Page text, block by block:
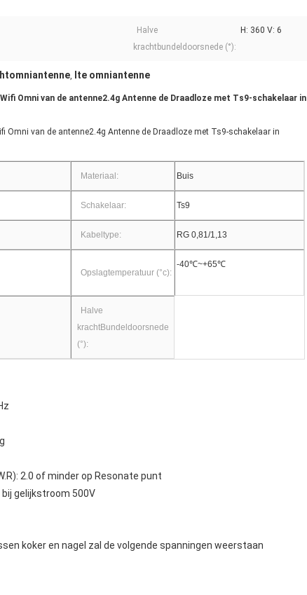
Halve
krachtbundeldoorsnede (°):
H: 360 V: 6
, lte omniantenne
Omni van de antenne2.4g Antenne de Draadloze met Ts9-schakelaar in
Omni van de antenne2.4g Antenne de Draadloze met Ts9-schakelaar in
Materiaal: Buis
Schakelaar: Ts9
Kabeltype: RG 0,81/1,13
Opslagtemperatuur (°c):
-40℃~+65℃
Halve
krachtBundeldoorsnede
(°):
2.0 of minder op Resonate punt
gelijkstroom 500V
koker en nagel zal de volgende spanningen weerstaan